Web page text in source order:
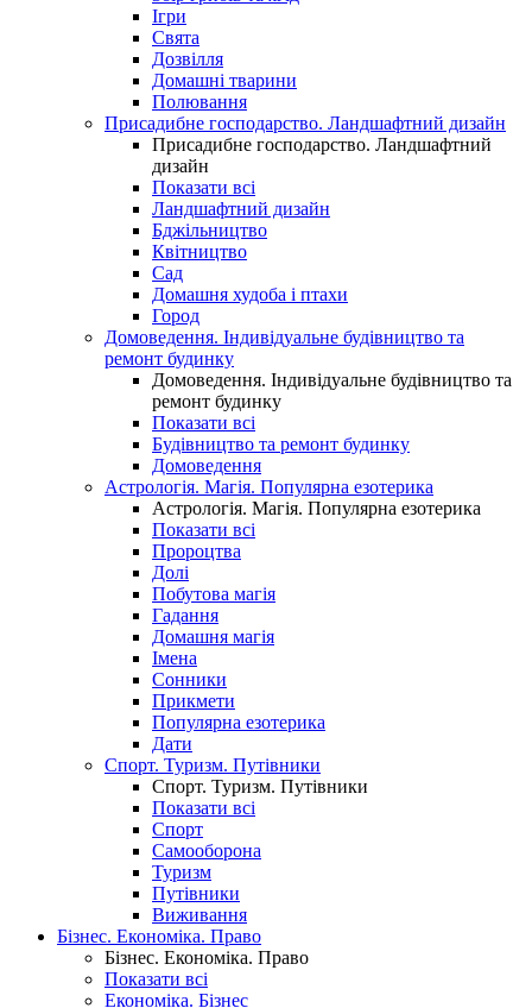
Ігри
Свята
Дозвілля
Домашні тварини
Полювання
Присадибне господарство. Ландшафтний дизайн
Присадибне господарство. Ландшафтний
дизайн
Показати всі
Ландшафтний дизайн
Бджільництво
Квітництво
Сад
Домашня худоба і птахи
Город
Домоведення. Індивідуальне будівництво та
ремонт будинку
Домоведення. Індивідуальне будівництво та
ремонт будинку
Показати всі
Будівництво та ремонт будинку
Домоведення
Астрологія. Магія. Популярна езотерика
Астрологія. Магія. Популярна езотерика
Показати всі
Пророцтва
Долі
Побутова магія
Гадання
Домашня магія
Імена
Сонники
Прикмети
Популярна езотерика
Дати
Спорт. Туризм. Путівники
Спорт. Туризм. Путівники
Показати всі
Спорт
Самооборона
Туризм
Путівники
Виживання
Бізнес. Економіка. Право
Бізнес. Економіка. Право
Показати всі
Економіка. Бізнес